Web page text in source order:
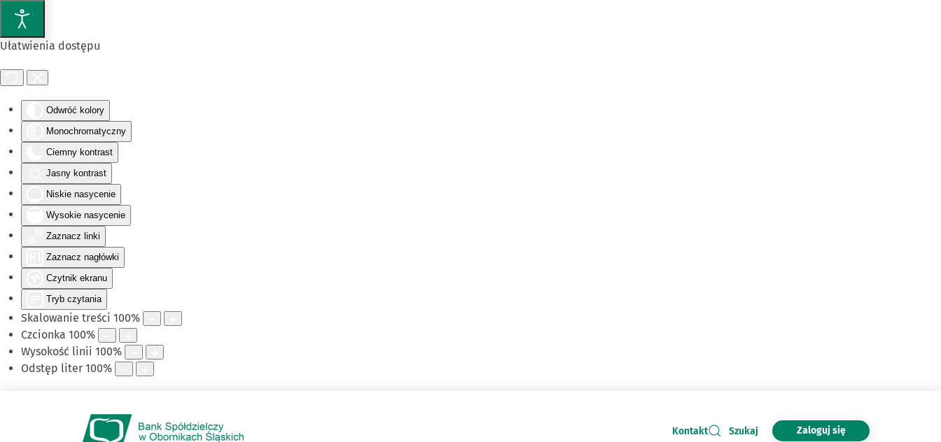
Ułatwienia dostępu
Odwróć kolory
Monochromatyczny
Ciemny kontrast
Jasny kontrast
Niskie nasycenie
Wysokie nasycenie
Zaznacz linki
Zaznacz nagłówki
Czytnik ekranu
Tryb czytania
Skalowanie treści 100%
Czcionka 100%
Wysokość linii 100%
Odstęp liter 100%
Przejdź do głównej treści
Kontakt Szukaj Zaloguj się